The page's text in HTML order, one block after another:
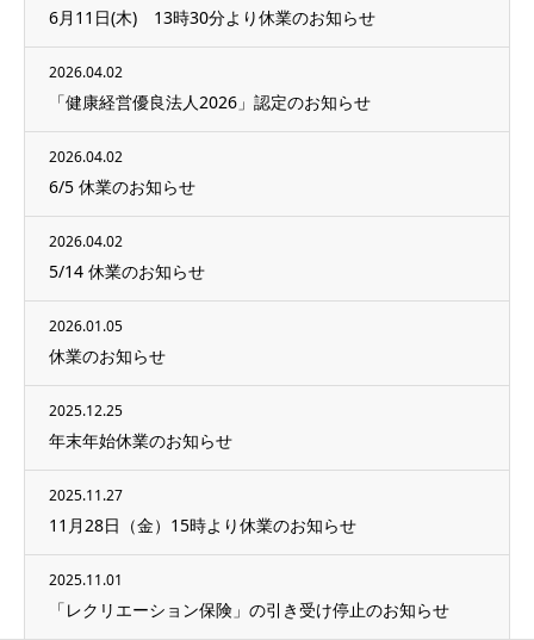
6月11日(木) 13時30分より休業のお知らせ
2026.04.02
「健康経営優良法人2026」認定のお知らせ
2026.04.02
6/5 休業のお知らせ
2026.04.02
5/14 休業のお知らせ
2026.01.05
休業のお知らせ
2025.12.25
年末年始休業のお知らせ
2025.11.27
11月28日（金）15時より休業のお知らせ
2025.11.01
「レクリエーション保険」の引き受け停止のお知らせ